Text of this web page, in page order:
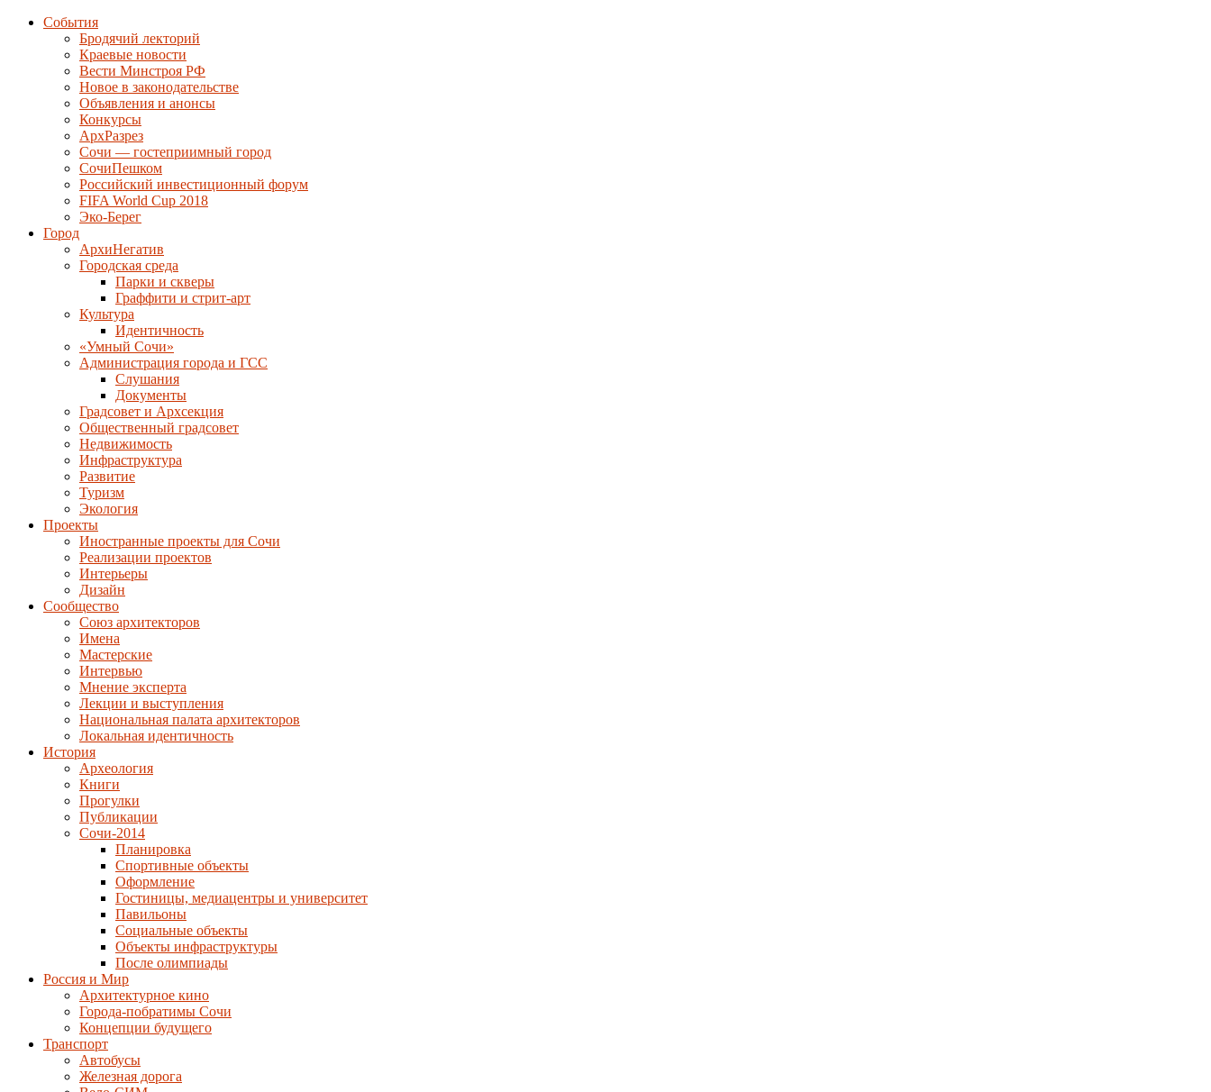
События
Бродячий лекторий
Краевые новости
Вести Минстроя РФ
Новое в законодательстве
Объявления и анонсы
Конкурсы
АрхРазрез
Сочи — гостеприимный город
СочиПешком
Российский инвестиционный форум
FIFA World Cup 2018
Эко-Берег
Город
АрхиНегатив
Городская среда
Парки и скверы
Граффити и стрит-арт
Культура
Идентичность
«Умный Сочи»
Администрация города и ГСС
Слушания
Документы
Градсовет и Архсекция
Общественный градсовет
Недвижимость
Инфраструктура
Развитие
Туризм
Экология
Проекты
Иностранные проекты для Сочи
Реализации проектов
Интерьеры
Дизайн
Сообщество
Союз архитекторов
Имена
Мастерские
Интервью
Мнение эксперта
Лекции и выступления
Национальная палата архитекторов
Локальная идентичность
История
Археология
Книги
Прогулки
Публикации
Сочи-2014
Планировка
Спортивные объекты
Оформление
Гостиницы, медиацентры и университет
Павильоны
Социальные объекты
Объекты инфраструктуры
После олимпиады
Россия и Мир
Архитектурное кино
Города-побратимы Сочи
Концепции будущего
Транспорт
Автобусы
Железная дорога